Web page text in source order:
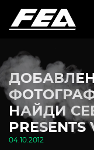
НАЙДИ
04.10.2012